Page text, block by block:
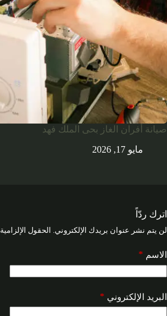
صيانة أفران الغاز بحى الملك فهد
مايو 17, 2026
اترك ردّاً
لن يتم نشر عنوان بريدك الإلكتروني. الحقول
الاسم *
البريد الإلكتروني *